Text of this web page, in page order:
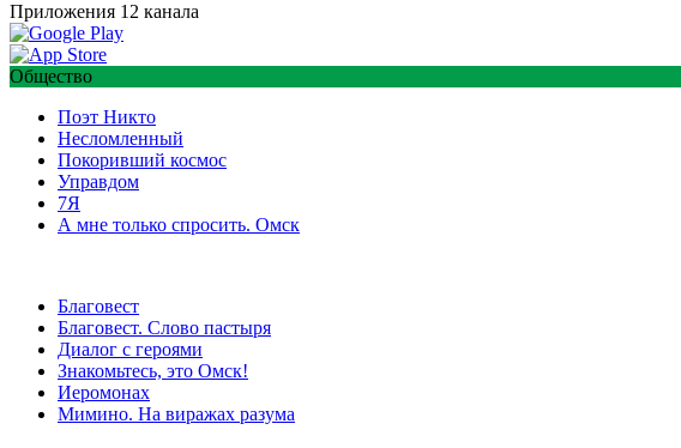
Приложения 12 канала
Общество
Поэт Никто
Несломленный
Покоривший космос
Управдом
7Я
А мне только спросить. Омск
Благовест
Благовест. Слово пастыря
Диалог с героями
Знакомьтесь, это Омск!
Иеромонах
Мимино. На виражах разума